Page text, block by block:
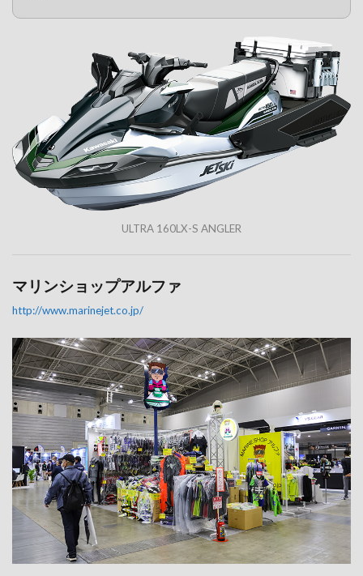
ULTRA 160LX-S ANGLER
マリンショップアルファ
http://www.marinejet.co.jp/